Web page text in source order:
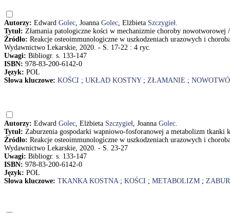
Autorzy: Edward Golec, Joanna Golec, Elżbieta Szczygieł.
Tytuł: Złamania patologiczne kości w mechanizmie choroby nowotworowej
Źródło: Reakcje osteoimmunologiczne w uszkodzeniach urazowych i
Wydawnictwo Lekarskie, 2020. - S. 17-22 : 4 ryc.
Uwagi: Bibliogr. s. 133-147
ISBN: 978-83-200-6142-0
Język: POL
Słowa kluczowe: KOŚCI ; UKŁAD KOSTNY; ZŁAMANIE ;
Autorzy: Edward Golec, Elżbieta Szczygieł, Joanna Golec.
Tytuł: Zaburzenia gospodarki wapniowo-fosforanowej a metabolizm tkanki
Źródło: Reakcje osteoimmunologiczne w uszkodzeniach urazowych i
Wydawnictwo Lekarskie, 2020. - S. 23-27
Uwagi: Bibliogr. s. 133-147
ISBN: 978-83-200-6142-0
Język: POL
Słowa kluczowe: TKANKA KOSTNA; KOŚCI ; METABOLIZM ;